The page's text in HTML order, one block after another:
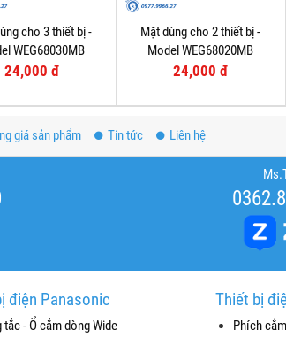
cho 3 thiết bị -
WEG68030MB
24,000 đ
Mặt dùng cho 2 thiết bị -
Model WEG68020MB
24,000 đ
giá sản phẩm Tin tức Liên hệ
điện Panasonic
tắc - Ổ cắm dòng Wide
Thiết bị
Phích